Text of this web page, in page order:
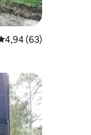
de uma
4,94 (63)